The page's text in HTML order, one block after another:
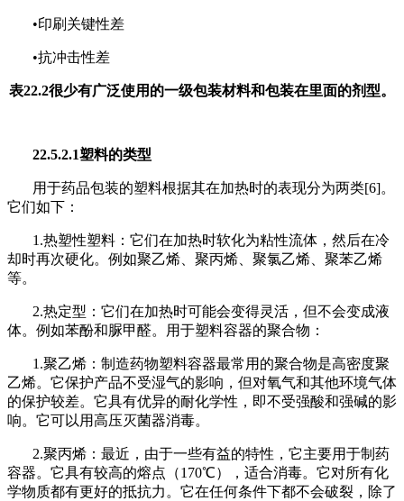
•印刷关键性差
•抗冲击性差
表22.2很少有广泛使用的一级包装材料和包装在里面的剂型。
22.5.2.1塑料的类型
用于药品包装的塑料根据其在加热时的表现分为两类[6]。
它们如下：
1.热塑性塑料：它们在加热时软化为粘性流体，然后在冷
却时再次硬化。例如聚乙烯、聚丙烯、聚氯乙烯、聚苯乙烯
等。
2.热定型：它们在加热时可能会变得灵活，但不会变成液
体。例如苯酚和脲甲醛。用于塑料容器的聚合物：
1.聚乙烯：制造药物塑料容器最常用的聚合物是高密度聚
乙烯。它保护产品不受湿气的影响，但对氧气和其他环境气体
的保护较差。它具有优异的耐化学性，即不受强酸和强碱的影
响。它可以用高压灭菌器消毒。
2.聚丙烯：最近，由于一些有益的特性，它主要用于制药
容器。它具有较高的熔点（170℃），适合消毒。它对所有化
学物质都有更好的抵抗力。它在任何条件下都不会破裂，除了